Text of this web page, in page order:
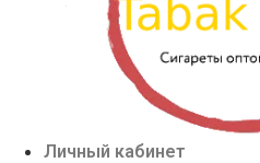
Личный кабинет